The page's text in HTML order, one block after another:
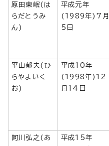
原田東岷(は
らだとうみ
ん)
平成元年
(1989年)7月
5日
平山郁夫(ひ
らやまいく
お)
平成10年
(1998年)12
月14日
阿川弘之(あ
平成15年